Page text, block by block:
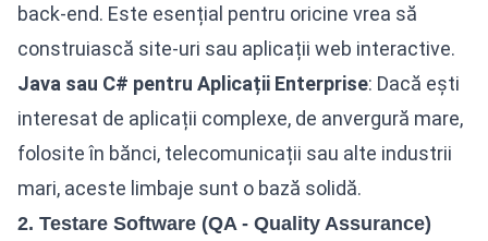
back-end. Este esențial pentru oricine vrea să
construiască site-uri sau aplicații web interactive.
Java sau C# pentru Aplicații Enterprise: Dacă ești
interesat de aplicații complexe, de anvergură mare,
folosite în bănci, telecomunicații sau alte industrii
mari, aceste limbaje sunt o bază solidă.
2. Testare Software (QA - Quality Assurance)